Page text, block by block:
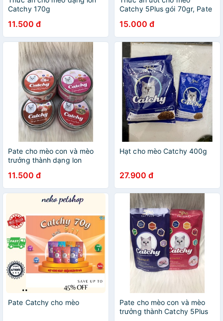
Catchy 170g
11.500 đ
Catchy 5Plus gói 70gr, Pate
vi
15.000 đ
Pate cho mèo con và mèo
trưởng thành dạng lon
11.500 đ
Hạt cho mèo Catchy 400g
27.900 đ
Pate Catchy cho mèo
Pate cho mèo con và mèo
trưởng thành Catchy 5Plus